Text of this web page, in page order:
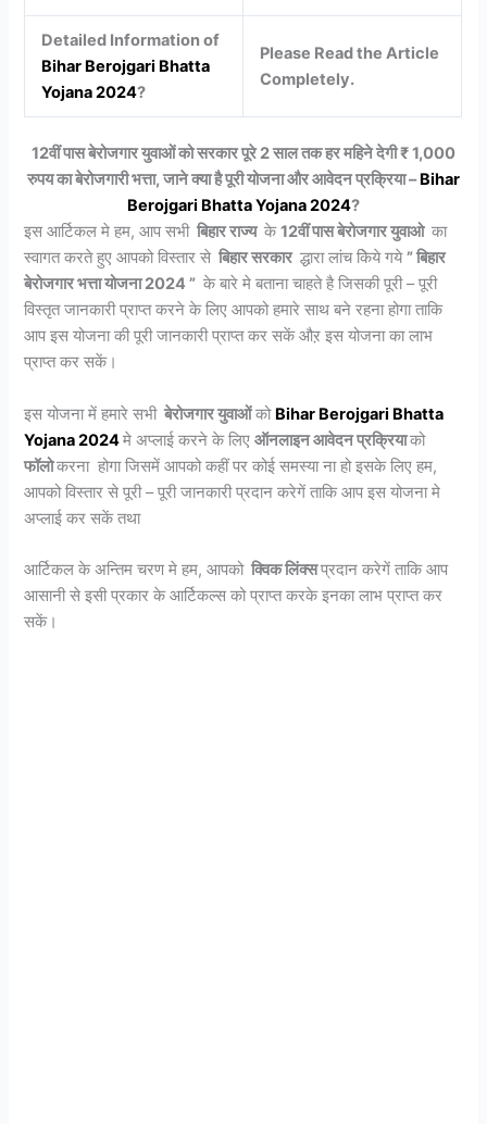
Detailed Information of
Bihar Berojgari Bhatta
Yojana 2024?
Please Read the Article
Completely.
12वीं पास बेरोजगार युवाओं को सरकार पूरे 2 साल तक हर महिने देगी ₹ 1,000
रुपय का बेरोजगारी भत्ता, जाने क्या है पूरी योजना और आवेदन प्रक्रिया –Bihar
Berojgari Bhatta Yojana 2024?
इस आर्टिकल मे हम, आप सभी बिहार राज्य के12वीं पास बेरोजगार युवाओ का
स्वागत करते हुए आपको विस्तार से बिहार सरकार द्धारा लांच किेये गये” बिहार
बेरोजगार भत्ता योजना 2024 ” के बारे मे बताना चाहते है जिसकी पूरी – पूरी
विस्तृत जानकारी प्राप्त करने के लिए आपको हमारे साथ बने रहना होगा ताकि
आप इस योजना की पूरी जानकारी प्राप्त कर सकें औऱ इस योजना का लाभ
प्राप्त कर सकें।
इस योजना में हमारे सभी बेरोजगार युवाओंको Bihar Berojgari Bhatta
Yojana 2024मे अप्लाई करने के लिएऑनलाइन आवेदन प्रक्रियाको
फॉलोकरना होगा जिसमें आपको कहीं पर कोई समस्या ना हो इसके लिए हम,
आपको विस्तार से पूरी – पूरी जानकारी प्रदान करेगें ताकि आप इस योजना मे
अप्लाई कर सकें तथा
आर्टिकल के अन्तिम चरण मे हम, आपको क्विक लिंक्सप्रदान करेगें ताकि आप
आसानी से इसी प्रकार के आर्टिकल्स को प्राप्त करके इनका लाभ प्राप्त कर
सकें।